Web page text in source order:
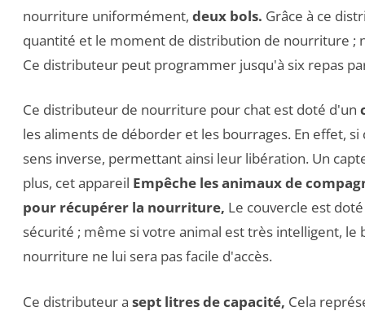
nourriture uniformément, deux bols. Grâce à ce
quantité et le moment de distribution de nourriture ;
Ce distributeur peut programmer jusqu'à six repas
Ce distributeur de nourriture pour chat est doté d'un
les aliments de déborder et les bourrages. En effet,
sens inverse, permettant ainsi leur libération. Un
plus, cet appareil Empêche les animaux de
pour récupérer la nourriture, Le couvercle est
sécurité ; même si votre animal est très intelligent,
nourriture ne lui sera pas facile d'accès.
Ce distributeur a sept litres de capacité, Cela